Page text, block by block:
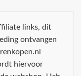
links, dit
ontvangen
hiervoor